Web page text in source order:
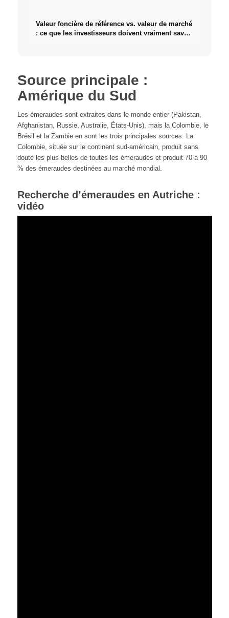
Valeur foncière de référence vs. valeur de marché
: ce que les investisseurs doivent vraiment savoir
Source principale :
Amérique du Sud
Les émeraudes sont extraites dans le monde entier (Pakistan,
Afghanistan, Russie, Australie, États-Unis), mais la Colombie, le
Brésil et la Zambie en sont les trois principales sources. La
Colombie, située sur le continent sud-américain, produit sans
doute les plus belles de toutes les émeraudes et produit 70 à 90
% des émeraudes destinées au marché mondial.
Recherche d’émeraudes en Autriche :
vidéo